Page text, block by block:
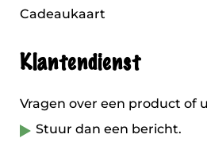
Cadeaukaart
Klantendienst
Vragen over een product of
Stuur dan een bericht.